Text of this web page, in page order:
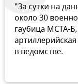
"За сутки на
около 30
гаубица МСТА-
в ведомстве.